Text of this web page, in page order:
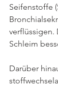
Seifenstoffe
verflüssigen.
Schleim
Darüber